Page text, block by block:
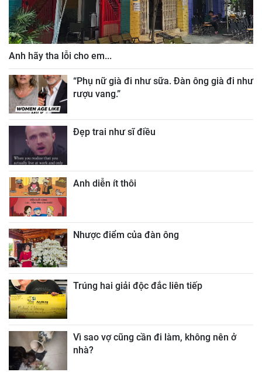
Anh hãy tha lỗi cho em...
“Phụ nữ già đi như sữa. Đàn ông già đi như
rượu vang.”
Đẹp trai như sĩ điều
Anh diễn ít thôi
Nhược điểm của đàn ông
Trúng hai giải độc đắc liên tiếp
Vì sao vợ cũng cần đi làm, không nên ở
nhà?